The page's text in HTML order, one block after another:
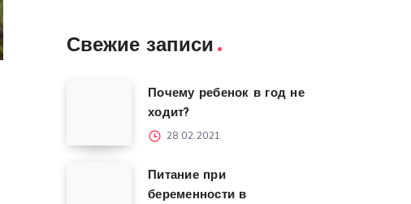
Свежие записи
Почему ребенок в год не
ходит?
28.02.2021
Питание при
беременности в